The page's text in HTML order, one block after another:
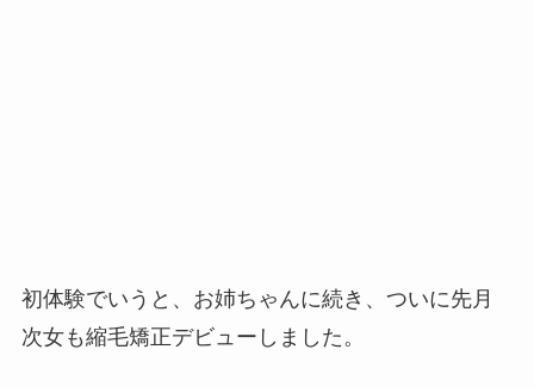
初体験でいうと、お姉ちゃんに続き、ついに先月
次女も縮毛矯正デビューしました。